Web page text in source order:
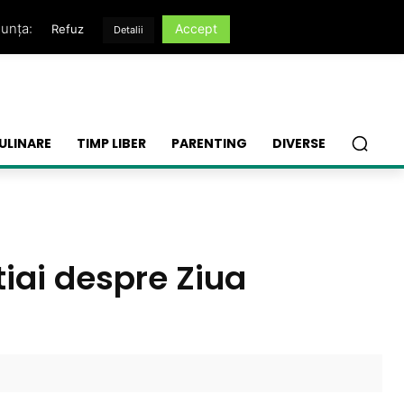
TIMP LIBER PARENTING DIVERSE
despre Ziua
Refuz Detalii Accept